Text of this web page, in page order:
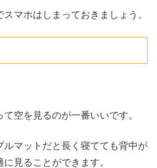
マホはしまっておきましょう。
空を見るのが一番いいです。
ルマットだと長く寝てても背中が
見ることができます。